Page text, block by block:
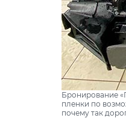
Бронирование
пленки по
почему так